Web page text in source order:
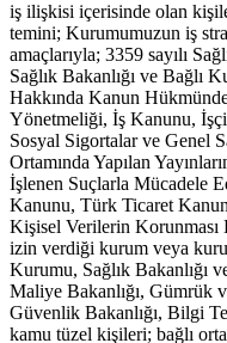
iş ilişkisi içerisinde olan
temini; Kurumumuzun iş
amaçlarıyla; 3359 sayılı
Sağlık Bakanlığı ve Bağlı
Hakkında Kanun
Yönetmeliği, İş Kanunu,
Sosyal Sigortalar ve Genel
Ortamında Yapılan
İşlenen Suçlarla Mücadele
Kanunu, Türk Ticaret
Kişisel Verilerin
izin verdiği kurum veya
Kurumu, Sağlık Bakanlığı
Maliye Bakanlığı, Gümrük
Güvenlik Bakanlığı, Bilgi
kamu tüzel kişileri; bağlı